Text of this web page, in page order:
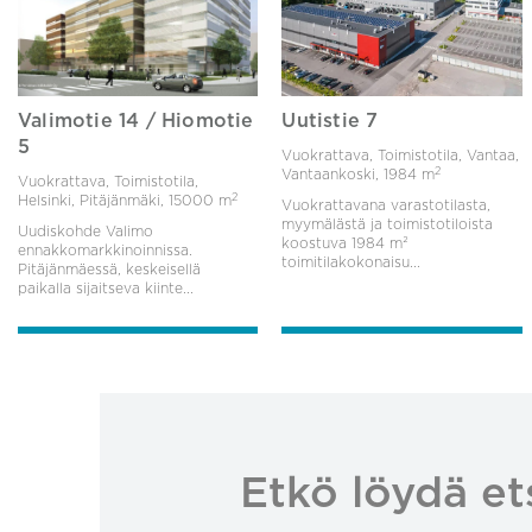
Valimotie 14 / Hiomotie
5
Vuokrattava, Toimistotila,
Helsinki, Pitäjänmäki, 15000 m2
Uudiskohde Valimo
ennakkomarkkinoinnissa.
Pitäjänmäessä, keskeisellä
paikalla sijaitseva kiinte...
Uutistie 7
Vuokrattava, Toimistotila, Vantaa,
Vantaankoski,1984 m2
Vuokrattavana varastotilasta,
myymälästä ja toimistotiloista
koostuva 1984 m²
toimitilakokonaisu...
Etkö löydä